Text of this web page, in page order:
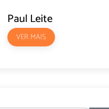
Paul Leite
VER MAIS